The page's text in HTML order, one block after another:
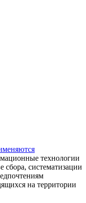
технологии
сбора, систематизации
на территории